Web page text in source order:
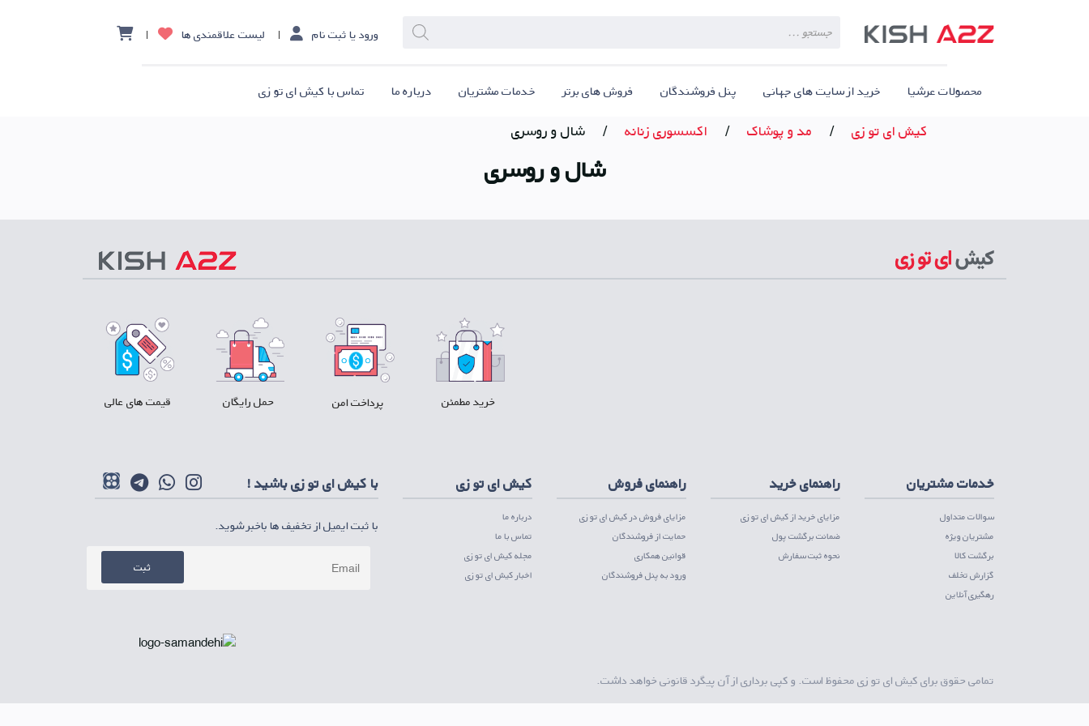
search ورود یا ثبت نام لیست علاقمندی ها
محصولات عرشیا خرید از سایت های جهانی پنل فروشندگان فروش های برتر خدمات مشتریان درباره ما تماس با کیش ای تو زی
کیش ای تو زی / مد و پوشاک / اکسسوری زنانه / شال و روسری
شال و روسری
خرید مطمئن پرداخت امن حمل رایگان قیمت های عالی
خدمات مشتریان
سوالات متداول
مشتریان ویژه
برگشت کالا
گزارش تخلف
رهگیری آنلاین
راهنمای خرید
مزایای خرید از کیش ای تو زی
ضمانت برگشت پول
نحوه ثبت سفارش
راهنمای فروش
مزایای فروش در کیش ای تو زی
حمایت از فروشندگان
قوانین همکاری
ورود به پنل فروشندگان
کیش ای تو زی
درباره ما
تماس با ما
مجله کیش ای تو زی
اخبار کیش ای تو زی
با کیش ای تو زی باشید !
با ثبت ایمیل از تخفیف ها باخبر شوید.
تمامی حقوق برایکیش ای تو زیمحفوظ است. و کپی برداری از آن پیگرد قانونی خواهد داشت.